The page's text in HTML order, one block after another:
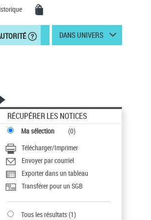
DANS UNIVERS
RÉCUPÉRER LES NOTICES
Ma sélection (0)
Télécharger/Imprimer
Envoyer par courriel
Exporter dans un tableau
Transférer pour un SGB
Tous les résultats(1)